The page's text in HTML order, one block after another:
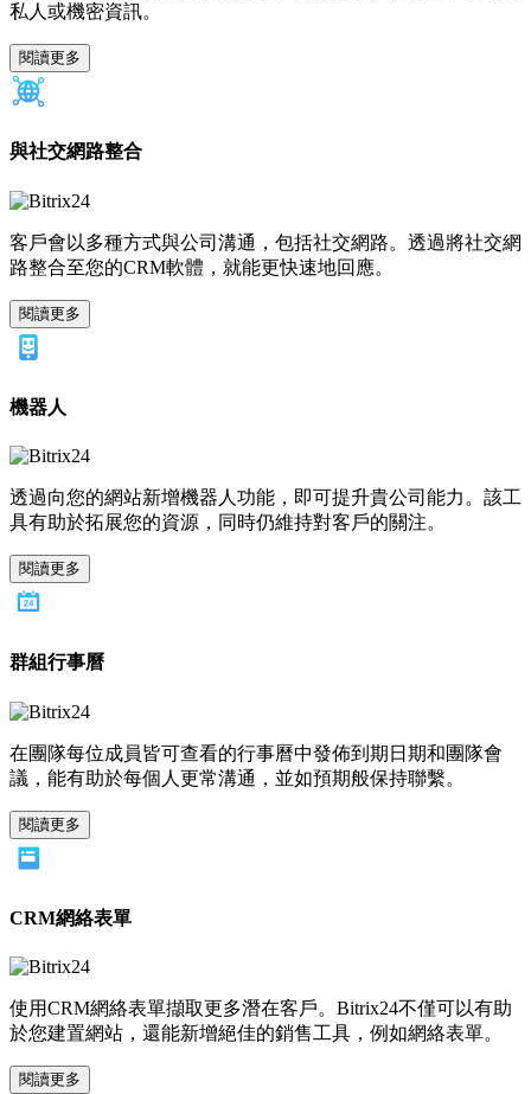
私人或機密資訊。
閱讀更多
與社交網路整合
客戶會以多種方式與公司溝通，包括社交網路。透過將社交網
路整合至您的CRM軟體，就能更快速地回應。
閱讀更多
機器人
透過向您的網站新增機器人功能，即可提升貴公司能力。該工
具有助於拓展您的資源，同時仍維持對客戶的關注。
閱讀更多
群組行事曆
在團隊每位成員皆可查看的行事曆中發佈到期日期和團隊會
議，能有助於每個人更常溝通，並如預期般保持聯繫。
閱讀更多
CRM網絡表單
使用CRM網絡表單擷取更多潛在客戶。Bitrix24不僅可以有助
於您建置網站，還能新增絕佳的銷售工具，例如網絡表單。
閱讀更多